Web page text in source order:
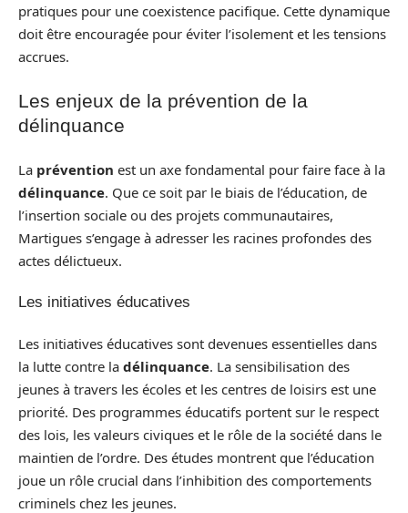
pratiques pour une coexistence pacifique. Cette dynamique
doit être encouragée pour éviter l’isolement et les tensions
accrues.
Les enjeux de la prévention de la
délinquance
La prévention est un axe fondamental pour faire face à la
délinquance. Que ce soit par le biais de l’éducation, de
l’insertion sociale ou des projets communautaires,
Martigues s’engage à adresser les racines profondes des
actes délictueux.
Les initiatives éducatives
Les initiatives éducatives sont devenues essentielles dans
la lutte contre la délinquance. La sensibilisation des
jeunes à travers les écoles et les centres de loisirs est une
priorité. Des programmes éducatifs portent sur le respect
des lois, les valeurs civiques et le rôle de la société dans le
maintien de l’ordre. Des études montrent que l’éducation
joue un rôle crucial dans l’inhibition des comportements
criminels chez les jeunes.